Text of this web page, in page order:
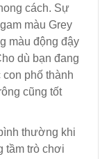
cách. Sự
màu Grey
màu động đậy
dù bạn đang
phố thành
cũng tốt
thường khi
tầm trò chơi